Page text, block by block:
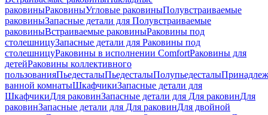
раковиныРаковиныУгловые раковиныПолувстраиваемые
раковиныЗапасные детали для Полувстраиваемые
раковиныВстраиваемые раковиныРаковины под
столешницуЗапасные детали для Раковины под
столешницуРаковины в исполнении ComfortPаковины для
детейРаковины коллективного
пользованияПьедесталыПьедесталыПолупьедесталы
ванной комнатыШкафчикиЗапасные детали для
ШкафчикиДля раковинЗапасные детали для Для раковинДля
раковинЗапасные детали для Для раковинДля двойной